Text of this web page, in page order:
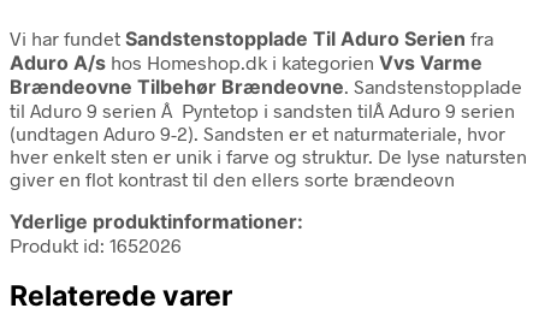
Vi har fundet Sandstenstopplade Til Aduro Serien fra
Aduro A/s hos Homeshop.dk i kategorien Vvs Varme
Brændeovne Tilbehør Brændeovne. Sandstenstopplade
til Aduro 9 serien Â Pyntetop i sandsten tilÂ Aduro 9 serien
(undtagen Aduro 9-2). Sandsten er et naturmateriale, hvor
hver enkelt sten er unik i farve og struktur. De lyse natursten
giver en flot kontrast til den ellers sorte brændeovn
Yderlige produktinformationer:
Produkt id: 1652026
Relaterede varer